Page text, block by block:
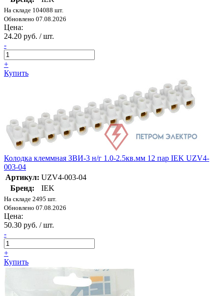
На складе 104088 шт.
Обновлено 07.08.2026
Цена:
24.20 руб. / шт.
-
+
Купить
Колодка клеммная ЗВИ-3 н/г 1.0-2.5кв.мм 12 пар IEK UZV4-
003-04
Артикул: UZV4-003-04
Бренд:
IEK
На складе 2495 шт.
Обновлено 07.08.2026
Цена:
50.30 руб. / шт.
-
+
Купить